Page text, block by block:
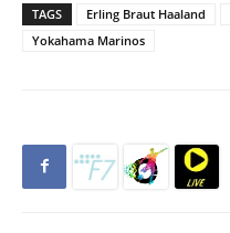
TAGS Erling Braut Haaland
Yokahama Marinos